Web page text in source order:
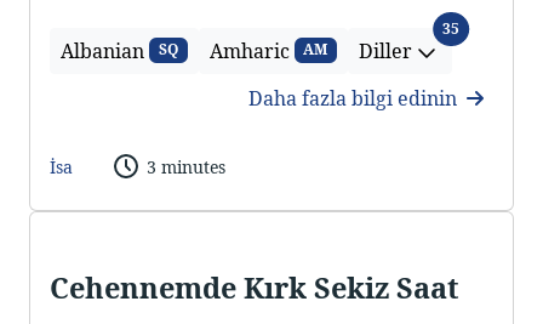
Albanian SQ Amharic AM Diller
35 Diller
Daha fazla bilgi edinin
İsa 3 minutes
Cehennemde Kırk Sekiz Saat